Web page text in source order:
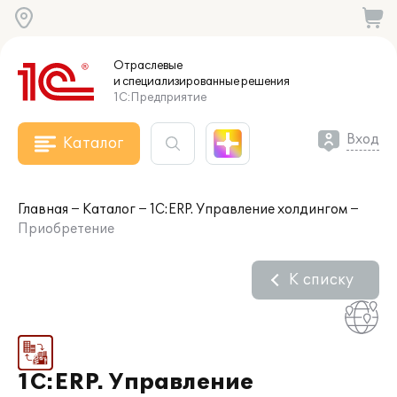
Отраслевые
и специализированныерешения
1С:Предприятие
Каталог Вход
Главная Каталог
1С:ERP. Управление холдингом
Приобретение
1С:ERP. Управление
К списку